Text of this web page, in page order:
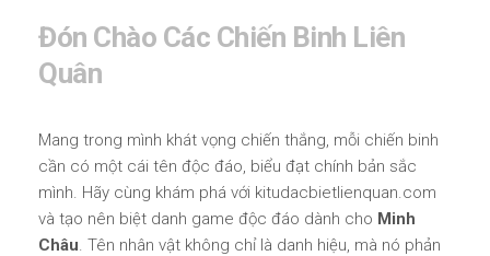
Đón Chào Các Chiến Binh Liên
Quân
Mang trong mình khát vọng chiến thắng, mỗi chiến binh
cần có một cái tên độc đáo, biểu đạt chính bản sắc
mình. Hãy cùng khám phá với kitudacbietlienquan.com
và tạo nên biệt danh game độc đáo dành cho Minh
Châu. Tên nhân vật không chỉ là danh hiệu, mà nó phản